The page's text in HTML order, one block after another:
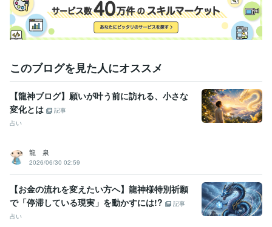
このブログを見た人にオススメ
【龍神ブログ】願いが叶う前に訪れる、小さな
変化とは
記事
占い
龍 泉
2026/06/30 02:59
【お金の流れを変えたい方へ】龍神様特別祈願
で「停滞している現実」を動かすには!?
記事
占い